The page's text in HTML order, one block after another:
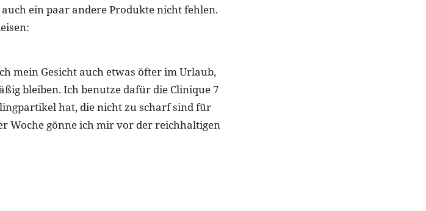
ein paar andere Produkte nicht fehlen.
mein Gesicht auch etwas öfter im Urlaub,
bleiben. Ich benutze dafür die Clinique 7
hat, die nicht zu scharf sind für
Woche gönne ich mir vor der reichhaltigen